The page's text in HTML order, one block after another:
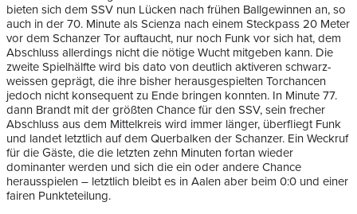
bieten sich dem SSV nun Lücken nach frühen Ballgewinnen an, so
auch in der 70. Minute als Scienza nach einem Steckpass 20 Meter
vor dem Schanzer Tor auftaucht, nur noch Funk vor sich hat, dem
Abschluss allerdings nicht die nötige Wucht mitgeben kann. Die
zweite Spielhälfte wird bis dato von deutlich aktiveren schwarz-
weissen geprägt, die ihre bisher herausgespielten Torchancen
jedoch nicht konsequent zu Ende bringen konnten. In Minute 77.
dann Brandt mit der größten Chance für den SSV, sein frecher
Abschluss aus dem Mittelkreis wird immer länger, überfliegt Funk
und landet letztlich auf dem Querbalken der Schanzer. Ein Weckruf
für die Gäste, die die letzten zehn Minuten fortan wieder
dominanter werden und sich die ein oder andere Chance
herausspielen – letztlich bleibt es in Aalen aber beim 0:0 und einer
fairen Punkteteilung.